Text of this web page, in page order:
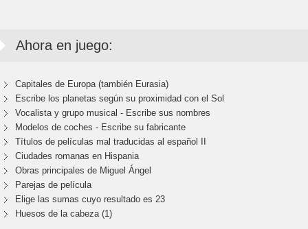
Ahora en juego:
Capitales de Europa (también Eurasia)
Escribe los planetas según su proximidad con el Sol
Vocalista y grupo musical - Escribe sus nombres
Modelos de coches - Escribe su fabricante
Títulos de películas mal traducidas al español II
Ciudades romanas en Hispania
Obras principales de Miguel Ángel
Parejas de película
Elige las sumas cuyo resultado es 23
Huesos de la cabeza (1)